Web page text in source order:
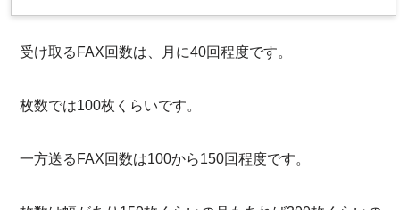
受け取るFAX回数は、月に40回程度です。
枚数では100枚くらいです。
一方送るFAX回数は100から150回程度です。